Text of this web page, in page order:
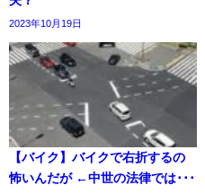
2023年10月19日
【バイク】バイクで右折するの
怖いんだが ←中世の法律では･･･